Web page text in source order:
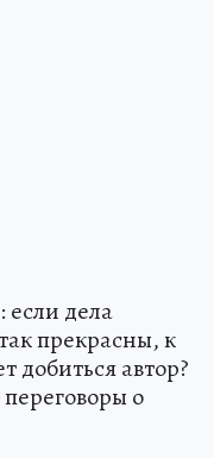
дела
прекрасны, к
добиться автор?
о